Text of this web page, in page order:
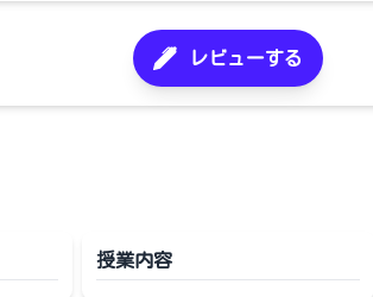
レビューする
授業内容